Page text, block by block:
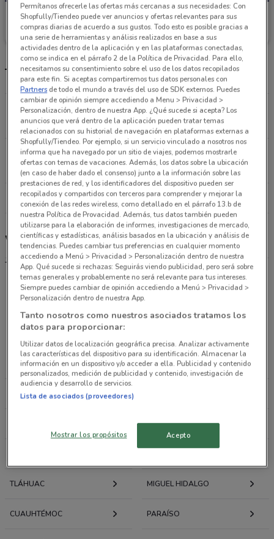
Woolworth
Caduca el 17/08
Tiendas Woolworth más cercanas
Av. Cuauhtémoc 607, Narvarte Benito Juárez
1.6 km
ABIERTO
Av. de los Insurgentes 376, Roma Sur Cuahutémoc
2.3 km
ABIERTO
Todas las tiendas Woolworth
Woolworth
Tiendas departamentales
Ofertas folletos y catálogos por ciudad a tu
alrededor
LA MAGDALENA
CONTRERAS
IZTAPALAPA
AZCAPOTZALCO
XOCHIMILCO
TLÁHUAC MIGUEL HIDALGO
CUAUHTÉMOC PARAÍSO
Permítanos ofrecerle las ofertas más cercanas a sus necesidades: Con
Shopfully/Tiendeo puede ver anuncios y ofertas relevantes para sus
compras diarias de acuerdo a sus gustos. Todo esto es posible gracias a
una serie de herramientas y análisis realizados en base a sus
actividades dentro de la aplicación y en las plataformas conectadas,
como se indica en el párrafo 2 de la Política de Privacidad. Para ello,
necesitamos su consentimiento sobre el uso de los datos recopilados
para este fin. Si aceptas compartiremos tus datos personales con
Partners de todo el mundo a través del uso de SDK externos. Puedes
cambiar de opinión siempre accediendo a Menu > Privacidad >
Personalización, dentro de nuestra App. ¿Qué sucede si acepta? Los
anuncios que verá dentro de la aplicación pueden tratar temas
relacionados con su historial de navegación en plataformas externas a
Shopfully/Tiendeo. Por ejemplo, si un servicio vinculado a nosotros nos
informa que ha navegado por un sitio de viajes, podemos mostrarle
ofertas con temas de vacaciones. Además, los datos sobre la ubicación
(en caso de haber dado el consenso) junto a la información sobre las
prestaciones de red, y los identificadores del dispositivo pueden ser
recopilados y compartidos con terceros para comprender y mejorar la
conexión de las redes wireless, como detallado en el párrafo 13.b de
nuestra Política de Provacidad. Además, tus datos también pueden
utilizarse para la elaboración de informes, investigaciones de mercado,
científicas y estadísticas, análisis basados en la ubicación y análisis de
tendencias. Puedes cambiar tus preferencias en cualquier momento
accediendo a Menú > Privacidad > Personalización dentro de nuestra
App. Qué sucede si rechazas: Seguirás viendo publicidad, pero será sobre
temas generales y probablemente no será relevante para tus intereses.
Siempre puedes cambiar de opinión accediendo a Menú > Privacidad >
Personalización dentro de nuestra App.
Tanto nosotros como nuestros asociados tratamos los
datos para proporcionar:
Utilizar datos de localización geográfica precisa. Analizar activamente
las características del dispositivo para su identificación. Almacenar la
información en un dispositivo y/o acceder a ella. Publicidad y contenido
personalizados, medición de publicidad y contenido, investigación de
audiencia y desarrollo de servicios.
Lista de asociados (proveedores)
Mostrar los propósitos Acepto